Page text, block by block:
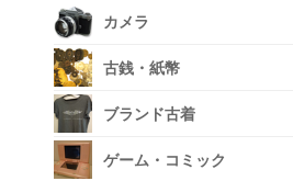
カメラ
古銭・紙幣
ブランド古着
ゲーム・コミック